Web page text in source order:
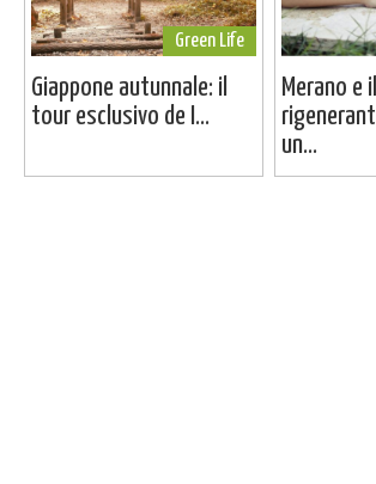
Green Life
Giappone autunnale: il
tour esclusivo de I...
Merano e
un...